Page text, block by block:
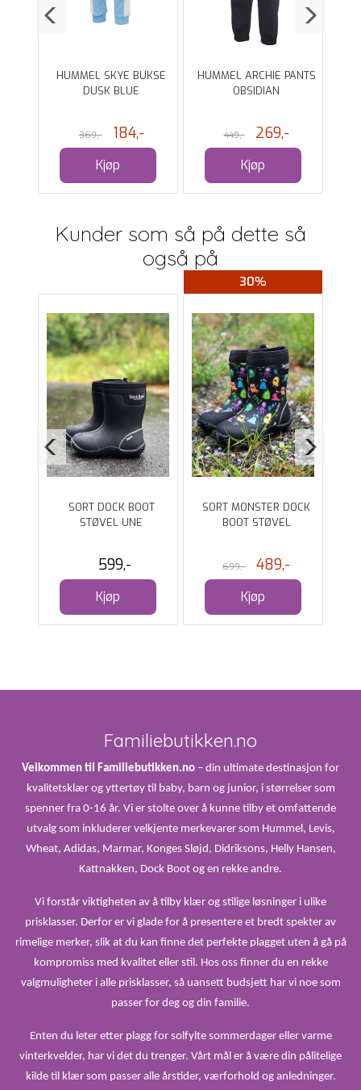
HUMMEL SKYE BUKSE
DUSK BLUE
369,- 184,-
Kjøp
HUMMEL ARCHIE PANTS
OBSIDIAN
449,- 269,-
Kjøp
Kunder som så på dette så
også på
SORT DOCK BOOT
STØVEL UNE
599,-
Kjøp
30%
SORT MONSTER DOCK
BOOT STØVEL
699,- 489,-
Kjøp
Familiebutikken.no
Velkommen til Familiebutikken.no – din ultimate destinasjon for
kvalitetsklær og yttertøy til baby, barn og junior, i størrelser som
spenner fra 0-16 år. Vi er stolte over å kunne tilby et omfattende
utvalg som inkluderer velkjente merkevarer som Hummel, Levis,
Wheat, Adidas, Marmar, Konges Sløjd, Didriksons, Helly Hansen,
Kattnakken, Dock Boot og en rekke andre.
Vi forstår viktigheten av å tilby klær og stilige løsninger i ulike
prisklasser. Derfor er vi glade for å presentere et bredt spekter av
rimelige merker, slik at du kan finne det perfekte plagget uten å gå på
kompromiss med kvalitet eller stil. Hos oss finner du en rekke
valgmuligheter i alle prisklasser, så uansett budsjett har vi noe som
passer for deg og din familie.
Enten du leter etter plagg for solfylte sommerdager eller varme
vinterkvelder, har vi det du trenger. Vårt mål er å være din pålitelige
kilde til klær som passer alle årstider, værforhold og anledninger.